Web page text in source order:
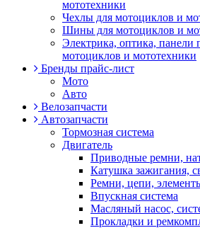
мототехники
Чехлы для мотоциклов и
Шины для мотоциклов и
Электрика, оптика, панели
мотоциклов и мототехники
Бренды прайс-лист
Мото
Авто
Велозапчасти
Автозапчасти
Тормозная система
Двигатель
Приводные ремни,
Катушка зажигания,
Ремни, цепи,
Впускная система
Масляный насос,
Прокладки и